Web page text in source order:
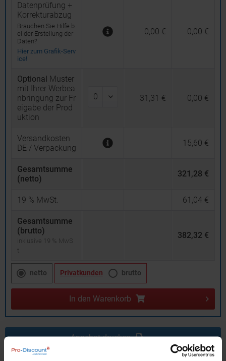
Datenprüfung +
Korrekturabzug
Brauchen Sie Hilfe b
ei der Erstellung der
Daten?
Hier zum Grafik-Serv
ice!
0,00 € 0,00 €
Optional Muster
mit Ihrer Werbea
nbringung zur Fr
eigabe der Prod
uktion
31,31 € 0,00 €
Versandkosten
DE / Verpackung
15,60 €
Gesamtsumme
(netto)
321,28 €
19 % MwSt. 61,04 €
Gesamtsumme
(brutto)
inklusive 19 % MwS
t.
382,32 €
netto Privatkunden brutto
In den Warenkorb
Angebot drucken